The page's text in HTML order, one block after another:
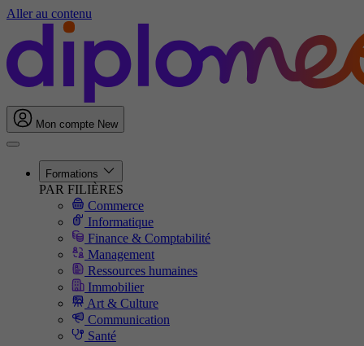
Aller au contenu
Mon compte New
Formations
PAR FILIÈRES
Commerce
Informatique
Finance & Comptabilité
Management
Ressources humaines
Immobilier
Art & Culture
Communication
Santé